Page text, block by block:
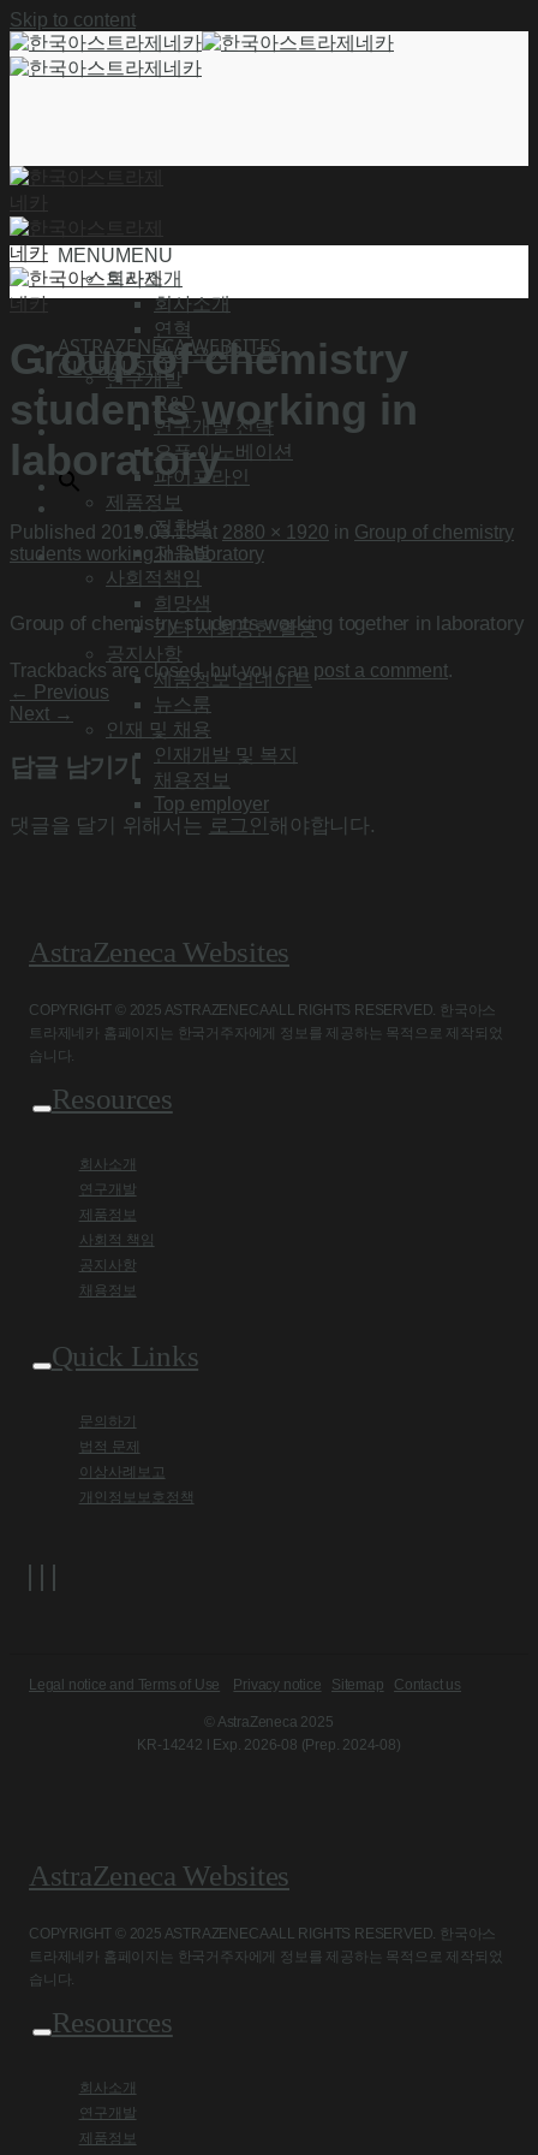
Skip to content
ASTRAZENECA WEBSITES
GLOBAL SITE
MENUMENU
회사소개
회사소개
연혁
찾아오시는 길
연구개발
R&D
연구개발 전략
오픈 이노베이션
파이프라인
제품정보
질환별
자음별
사회적책임
희망샘
기타 사회공헌 활동
공지사항
제품정보 업데이트
뉴스룸
인재 및 채용
인재개발 및 복지
채용정보
Top employer
Group of chemistry
students working in
laboratory
Published 2019.03.13at 2880 × 1920 in Group of chemistry
students working in laboratory
Group of chemistry students working together in laboratory
Trackbacks are closed, but you can post a comment.
← Previous
Next →
답글 남기기
댓글을 달기 위해서는 로그인 해야합니다.
AstraZeneca Websites
COPYRIGHT © 2025 ASTRAZENECA ALL RIGHTS RESERVED. 한국아스
트라제네카 홈페이지는 한국거주자에게 정보를 제공하는 목적으로 제작되었
습니다.
Resources
회사소개
연구개발
제품정보
사회적 책임
공지사항
채용정보
Quick Links
문의하기
법적 문제
이상사례보고
개인정보보호정책
Legal notice and Terms of Use Privacy notice Sitemap Contact us
© AstraZeneca 2025
KR-14242 l Exp. 2026-08 (Prep. 2024-08)
AstraZeneca Websites
COPYRIGHT © 2025 ASTRAZENECA ALL RIGHTS RESERVED. 한국아스
트라제네카 홈페이지는 한국거주자에게 정보를 제공하는 목적으로 제작되었
습니다.
Resources
회사소개
연구개발
제품정보